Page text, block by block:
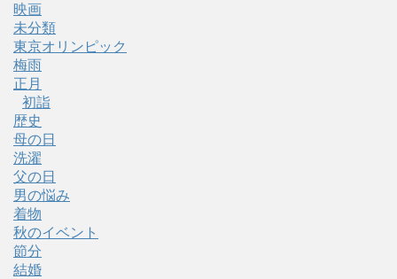
映画
未分類
東京オリンピック
梅雨
正月
初詣
歴史
母の日
洗濯
父の日
男の悩み
着物
秋のイベント
節分
結婚